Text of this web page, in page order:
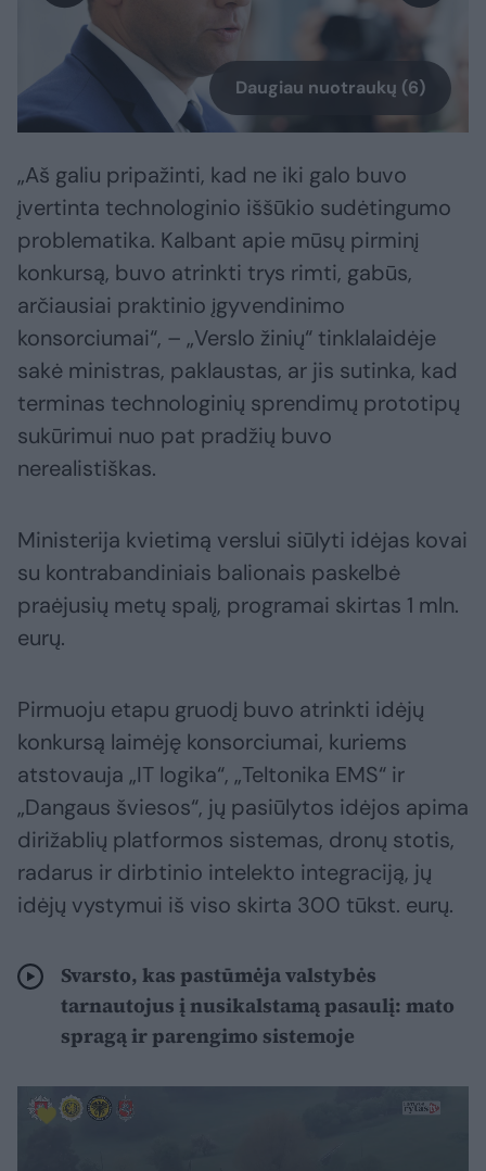
Daugiau nuotraukų (6)
„Aš galiu pripažinti, kad ne iki galo buvo
įvertinta technologinio iššūkio sudėtingumo
problematika. Kalbant apie mūsų pirminį
konkursą, buvo atrinkti trys rimti, gabūs,
arčiausiai praktinio įgyvendinimo
konsorciumai“, – „Verslo žinių“ tinklalaidėje
sakė ministras, paklaustas, ar jis sutinka, kad
terminas technologinių sprendimų prototipų
sukūrimui nuo pat pradžių buvo
nerealistiškas.
Ministerija kvietimą verslui siūlyti idėjas kovai
su kontrabandiniais balionais paskelbė
praėjusių metų spalį, programai skirtas 1 mln.
eurų.
Pirmuoju etapu gruodį buvo atrinkti idėjų
konkursą laimėję konsorciumai, kuriems
atstovauja „IT logika“, „Teltonika EMS“ ir
„Dangaus šviesos“, jų pasiūlytos idėjos apima
dirižablių platformos sistemas, dronų stotis,
radarus ir dirbtinio intelekto integraciją, jų
idėjų vystymui iš viso skirta 300 tūkst. eurų.
Svarsto, kas pastūmėja valstybės
tarnautojus į nusikalstamą pasaulį: mato
spragą ir parengimo sistemoje